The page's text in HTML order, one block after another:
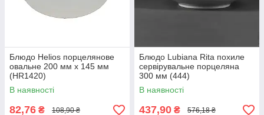
Блюдо Helios порцелянове
овальне 200 мм х 145 мм
(HR1420)
В наявності
82,76 ₴ 108,90 ₴
Блюдо Lubiana Rita похиле
сервірувальне порцеляна
300 мм (444)
В наявності
437,90 ₴ 576,18 ₴